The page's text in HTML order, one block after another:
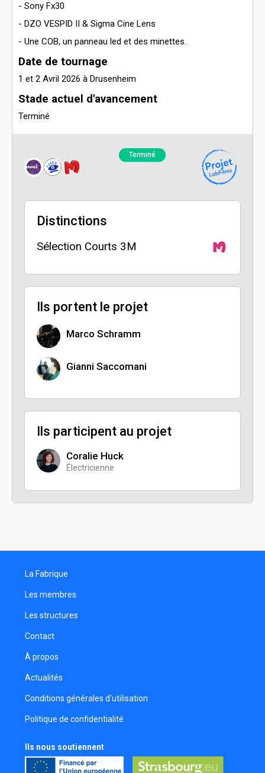
- Sony Fx30
- DZO VESPID II & Sigma Cine Lens
- Une COB, un panneau led et des minettes.
Date de tournage
1 et 2 Avril 2026 à Drusenheim
Stade actuel d'avancement
Terminé
Terminé
Distinctions
Sélection Courts 3M
Ils portent le projet
Marco Schramm
Gianni Saccomani
Ils participent au projet
Coralie Huck
Électricienne
La Fabrique
Les membres
Les structures
Contact
À propos
Actualités
Conditions générales d'utilisation
Politique de confidentialité
Ils nous soutiennent